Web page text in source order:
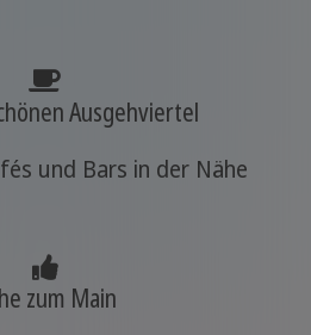
Ausgehviertel
und Bars in der Nähe
zum Main